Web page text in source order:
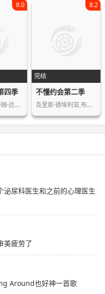
8.0
四季
蒂娅·里欧妮,蒂姆·达利,基思·卡拉丹…
完结
8.2
不懂约会第二季
克里斯·德埃利亚,布伦特·莫林,比安卡…
泌尿科医生和之前的心理医生
美疲劳了
Around也好神一首歌